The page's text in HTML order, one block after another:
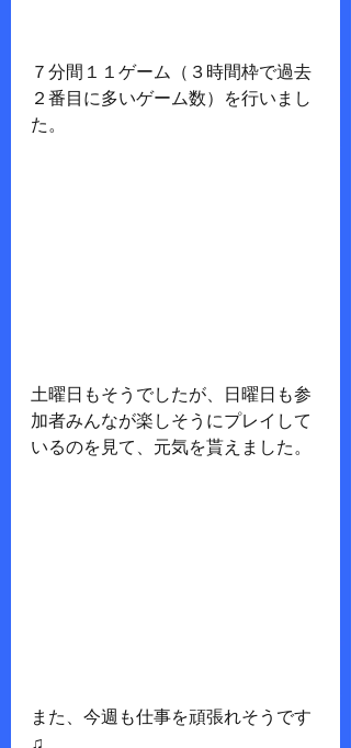
７分間１１ゲーム（３時間枠で過去
２番目に多いゲーム数）を行いまし
た。
土曜日もそうでしたが、日曜日も参
加者みんなが楽しそうにプレイして
いるのを見て、元気を貰えました。
また、今週も仕事を頑張れそうです
♫